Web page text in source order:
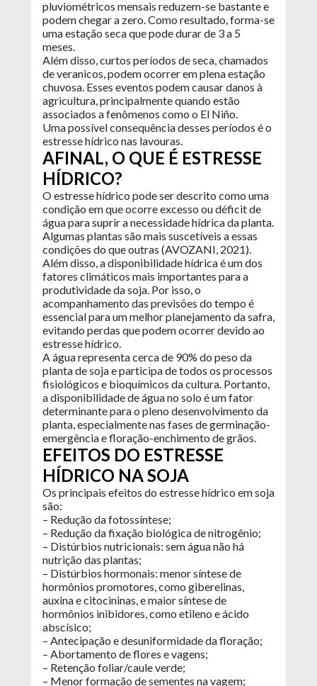
pluviométricos mensais reduzem-se bastante e
podem chegar a zero. Como resultado, forma-se
uma estação seca que pode durar de 3 a 5
meses.
Além disso, curtos períodos de seca, chamados
de veranicos, podem ocorrer em plena estação
chuvosa. Esses eventos podem causar danos à
agricultura, principalmente quando estão
associados a fenômenos como o El Niño.
Uma possível consequência desses períodos é o
estresse hídrico nas lavouras.
AFINAL, O QUE É ESTRESSE
HÍDRICO?
O estresse hídrico pode ser descrito como uma
condição em que ocorre excesso ou déficit de
água para suprir a necessidade hídrica da planta.
Algumas plantas são mais suscetíveis a essas
condições do que outras (AVOZANI, 2021).
Além disso, a disponibilidade hídrica é um dos
fatores climáticos mais importantes para a
produtividade da soja. Por isso, o
acompanhamento das previsões do tempo é
essencial para um melhor planejamento da safra,
evitando perdas que podem ocorrer devido ao
estresse hídrico.
A água representa cerca de 90% do peso da
planta de soja e participa de todos os processos
fisiológicos e bioquímicos da cultura. Portanto,
a disponibilidade de água no solo é um fator
determinante para o pleno desenvolvimento da
planta, especialmente nas fases de germinação-
emergência e floração-enchimento de grãos.
EFEITOS DO ESTRESSE
HÍDRICO NA SOJA
Os principais efeitos do estresse hídrico em soja
são:
– Redução da fotossíntese;
– Redução da fixação biológica de nitrogênio;
– Distúrbios nutricionais: sem água não há
nutrição das plantas;
– Distúrbios hormonais: menor síntese de
hormônios promotores, como giberelinas,
auxina e citocininas, e maior síntese de
hormônios inibidores, como etileno e ácido
abscísico;
– Antecipação e desuniformidade da floração;
– Abortamento de flores e vagens;
– Retenção foliar/caule verde;
– Menor formação de sementes na vagem;